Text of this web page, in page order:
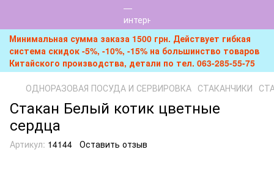
Минимальная сумма заказа 1500 грн. Действует гибкая
система скидок -5%, -10%, -15% на большинство товаров
Китайского производства, детали по тел. 063-285-55-75
ОДНОРАЗОВАЯ ПОСУДА И СЕРВИРОВКА СТАКАНЧИКИ
Стакан Белый котик цветные
сердца
Артикул: 14144 Оставить отзыв